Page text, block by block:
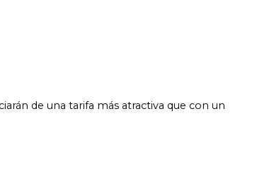
de una tarifa más atractiva que con un